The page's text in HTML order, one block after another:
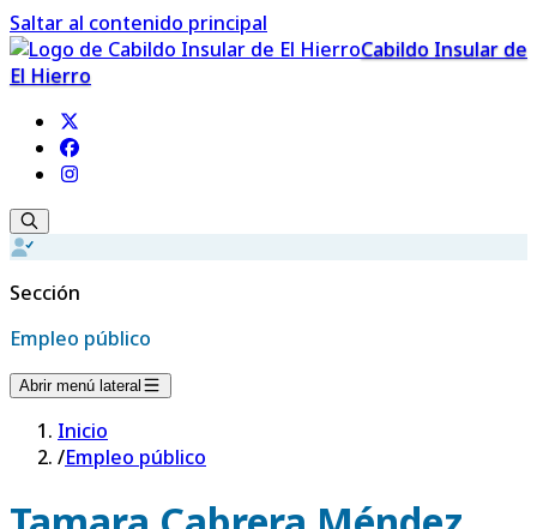
Saltar al contenido principal
Cabildo Insular de
El Hierro
Sección
Empleo público
Abrir menú lateral
Inicio
/Empleo público